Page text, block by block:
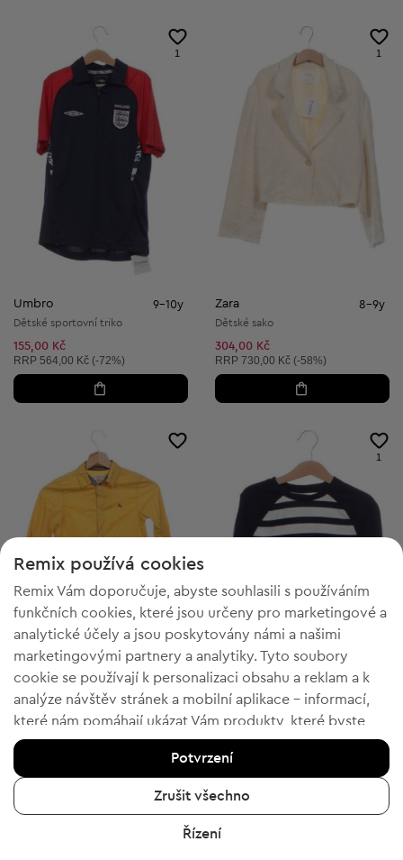
1
Umbro 9-10y
Dětské sportovní triko
155,00 Kč
Doporučená cena:
RRP 564,00 Kč (-72%)
1
Zara 8-9y
Dětské sako
304,00 Kč
Doporučená cena:
RRP 730,00 Kč (-58%)
H&M L.O.G.G.
Dětská košile
126,00 Kč
RRP
1
M&S x Alexa Chung 5-6y
Dětská blůzka
401,00 Kč
Doporučená cena:
RRP
Remix používá cookies
Remix Vám doporučuje, abyste souhlasili s používáním
funkčních cookies, které jsou určeny pro marketingové a
analytické účely a jsou poskytovány námi a našimi
marketingovými partnery a analytiky. Tyto soubory
cookie se používají k personalizaci obsahu a reklam a k
analýze návštěv stránek a mobilní aplikace - informací,
které nám pomáhají ukázat Vám produkty, které byste
chtěli. Pokud souhlasíte, potvrďte prosím kliknutím na
tlačítko „Ano, souhlasím“.
Chcete-li získat více informací, klikněte na „Chci více
informací“ nebo navštivte „Zásady ochrany osobních
údajů a cookies“. Nastavení souborů cookie můžete
Potvrzení
Zrušit všechno
Řízení